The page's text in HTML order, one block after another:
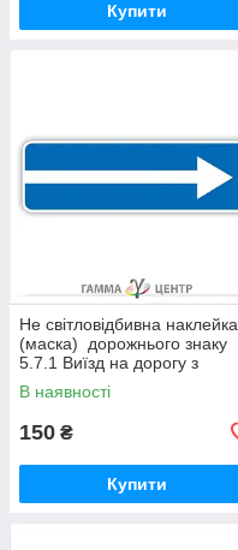
Купити
Не світловідбивна наклейка
(маска) дорожнього знаку
5.7.1 Виїзд на дорогу з
одностороннім рухом
В наявності
150 ₴
Купити